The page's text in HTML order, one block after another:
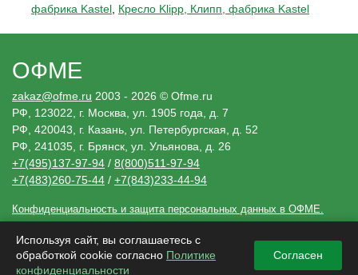
фабрика Kastel Кресло Klipp, Клипп, фабрика Kastel
Конфиденциальность и защита персональных данных в ОФМЕ.
Сведения, размещенные ofme.ru, носят исключительно информационный
характер и не являются публичной офертой (ст. 437 Гражданского кодекса РФ).
Убедительная просьба, дополнительно уточнять указанные данные по
электронной почте или контактным телефонам.
ОФМЕ
zakaz@ofme.ru 2003 - 2026 © Ofme.ru
РФ, 123022, г. Москва, ул. 1905 года, д. 7
РФ, 420043, г. Казань, ул. Петербургская, д. 52
РФ, 241035, г. Брянск, ул. Ульянова, д. 26
+7(495)137-97-94 / 8(800)511-97-94
+7(483)260-75-44 / +7(843)233-44-94
Используя сайт, вы соглашаетесь с
обработкой cookie согласно Политике
конфиденциальности
Согласен